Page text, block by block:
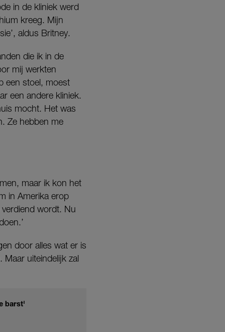
in de kliniek werd
kreeg. Mijn
aldus Britney.
die ik in de
mij werkten
een stoel, moest
een andere kliniek.
mocht. Het was
Ze hebben me
maar ik kon het
in Amerika erop
wordt. Nu
door alles wat er is
uiteindelijk zal
barst'